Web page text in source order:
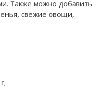
Также можно добавить
свежие овощи,